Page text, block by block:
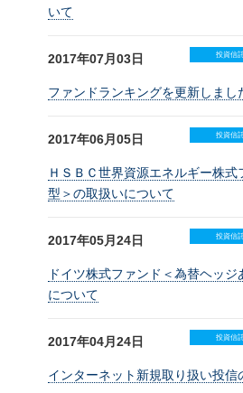
いて
2017年07月03日 投資信
ファンドランキングを更新しまし
2017年06月05日 投資信
ＨＳＢＣ世界資源エネルギー株
型＞の取扱いについて
2017年05月24日 投資信
ドイツ株式ファンド＜為替ヘッ
について
2017年04月24日 投資信
インターネット新規取り扱い投信